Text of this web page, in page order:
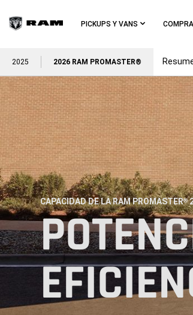
Main
PICKUPS Y VANS
2025 2026 RAM PROMASTER®
Skip To
Navigation
CAPACIDAD DE LA RAM PROMASTER®
,